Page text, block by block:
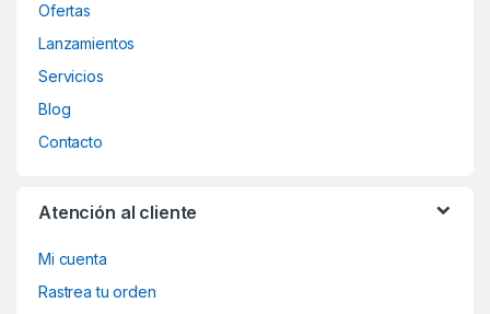
Ofertas
Lanzamientos
Servicios
Blog
Contacto
Atención al cliente
Mi cuenta
Rastrea tu orden